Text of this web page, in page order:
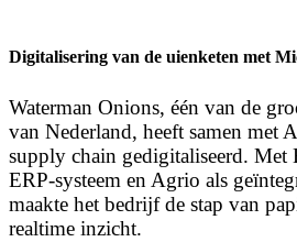
Digitalisering van de uienketen met
Waterman Onions, één van de
van Nederland, heeft samen met
supply chain gedigitaliseerd. Met
ERP-systeem en Agrio als
maakte het bedrijf de stap van
realtime inzicht.